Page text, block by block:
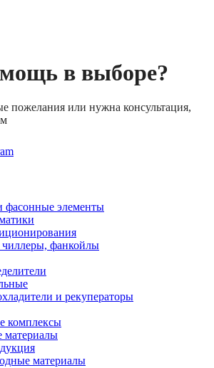
в выборе?
пожелания или нужна консультация,
фасонные элементы
фанкойлы
и рекуператоры
комплексы
материалы
материалы